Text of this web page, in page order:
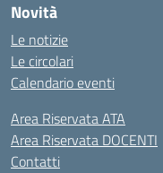
Novità
Le notizie
Le circolari
Calendario eventi
Area Riservata ATA
Area Riservata DOCENTI
Contatti